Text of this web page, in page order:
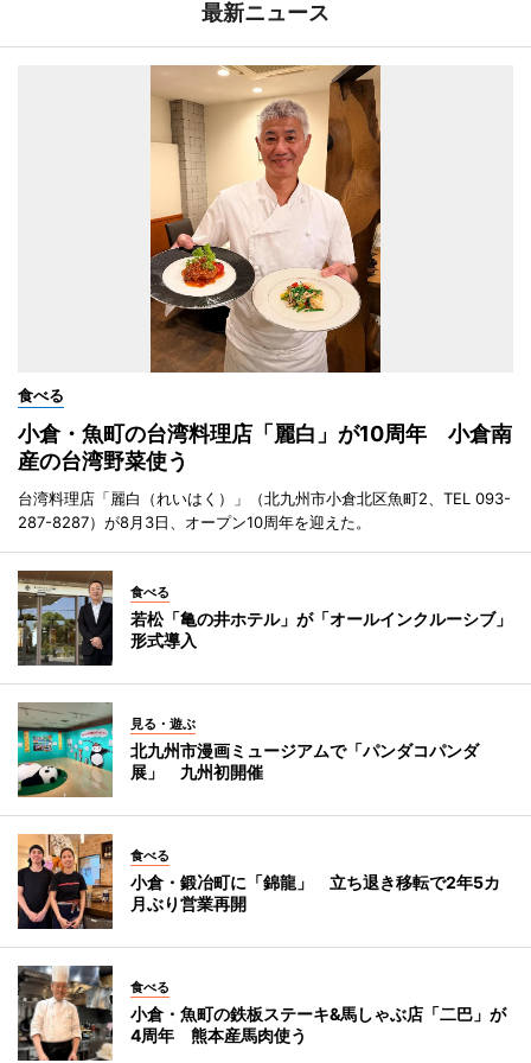
最新ニュース
食べる
小倉・魚町の台湾料理店「麗白」が10周年 小倉南
産の台湾野菜使う
台湾料理店「麗白（れいはく）」（北九州市小倉北区魚町2、TEL 093-
287-8287）が8月3日、オープン10周年を迎えた。
食べる
若松「亀の井ホテル」が「オールインクルーシブ」
形式導入
見る・遊ぶ
北九州市漫画ミュージアムで「パンダコパンダ
展」 九州初開催
食べる
小倉・鍛冶町に「錦龍」 立ち退き移転で2年5カ
月ぶり営業再開
食べる
小倉・魚町の鉄板ステーキ&馬しゃぶ店「二巴」が
4周年 熊本産馬肉使う